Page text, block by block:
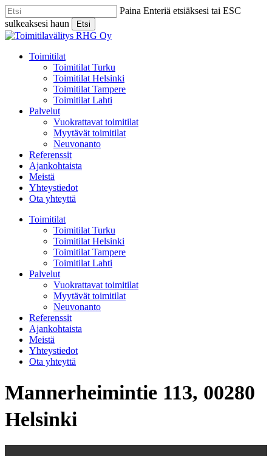
Skip
to
main
content
Paina Enteriä etsiäksesi tai ESC
sulkeaksesi haun
Etsi
Close
Menu
Toimitilat
Toimitilat Turku
Toimitilat Helsinki
Toimitilat Tampere
Toimitilat Lahti
Palvelut
Vuokrattavat toimitilat
Myytävät toimitilat
Neuvonanto
Referenssit
Ajankohtaista
Meistä
Yhteystiedot
Ota yhteyttä
Toimitilat
Toimitilat Turku
Toimitilat Helsinki
Toimitilat Tampere
Toimitilat Lahti
Palvelut
Vuokrattavat toimitilat
Myytävät toimitilat
Neuvonanto
Referenssit
Ajankohtaista
Meistä
Yhteystiedot
Ota yhteyttä
Mannerheimintie 113, 00280
Helsinki